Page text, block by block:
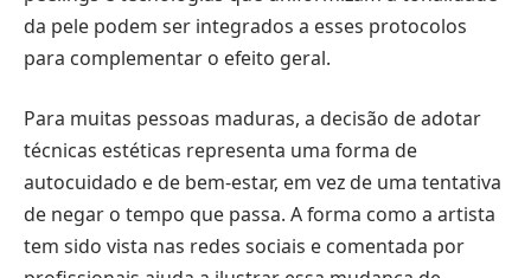
da pele podem ser integrados a esses protocolos
para complementar o efeito geral.
Para muitas pessoas maduras, a decisão de adotar
técnicas estéticas representa uma forma de
autocuidado e de bem-estar, em vez de uma tentativa
de negar o tempo que passa. A forma como a artista
tem sido vista nas redes sociais e comentada por